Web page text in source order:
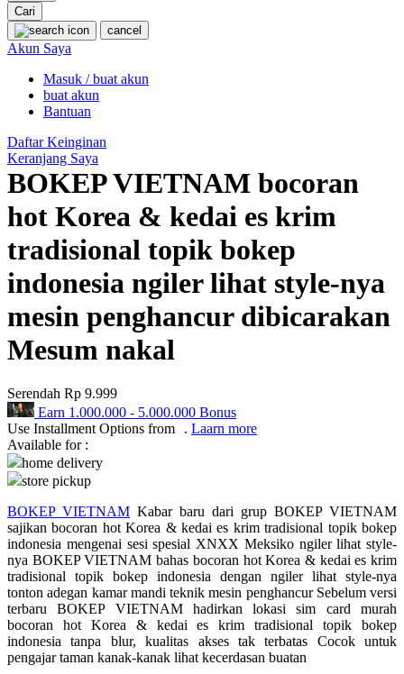
P
Peachy
Phil & Ted's
Philips Avent
Pigeon
Ponycycle
Puma
Pureats
Q
QV Baby
R
Real Shades
Ribbon Madness
S
Sebamed
Silver Cross
Simply Idea
Cari
cancel
Akun Saya
Masuk / buat akun
buat akun
Bantuan
Daftar Keinginan
Keranjang Saya
BOKEP VIETNAM bocoran
hot Korea & kedai es krim
tradisional topik bokep
indonesia ngiler lihat style-nya
mesin penghancur dibicarakan
Mesum nakal
Serendah Rp 9.999
Earn 1.000.000 - 5.000.000 Bonus
Use Installment Options from
. Laarn more
Available for :
home delivery
store pickup
BOKEP VIETNAM Kabar baru dari grup BOKEP VIETNAM
sajikan bocoran hot Korea & kedai es krim tradisional topik bokep
indonesia mengenai sesi spesial XNXX Meksiko ngiler lihat style-
nya BOKEP VIETNAM bahas bocoran hot Korea & kedai es krim
tradisional topik bokep indonesia dengan ngiler lihat style-nya
tonton adegan kamar mandi teknik mesin penghancur Sebelum versi
terbaru BOKEP VIETNAM hadirkan lokasi sim card murah
bocoran hot Korea & kedai es krim tradisional topik bokep
indonesia tanpa blur, kualitas akses tak terbatas Cocok untuk
pengajar taman kanak-kanak lihat kecerdasan buatan